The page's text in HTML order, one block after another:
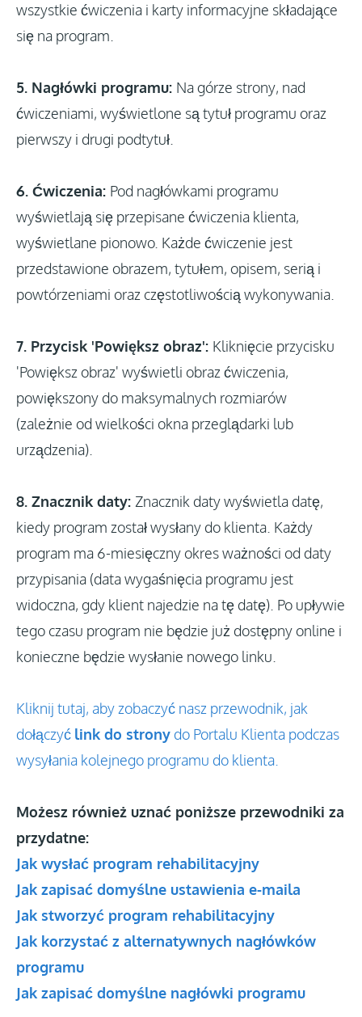
wszystkie ćwiczenia i karty informacyjne składające
się na program.
5. Nagłówki programu: Na górze strony, nad
ćwiczeniami, wyświetlone są tytuł programu oraz
pierwszy i drugi podtytuł.
6. Ćwiczenia: Pod nagłówkami programu
wyświetlają się przepisane ćwiczenia klienta,
wyświetlane pionowo. Każde ćwiczenie jest
przedstawione obrazem, tytułem, opisem, serią i
powtórzeniami oraz częstotliwością wykonywania.
7. Przycisk 'Powiększ obraz': Kliknięcie przycisku
'Powiększ obraz' wyświetli obraz ćwiczenia,
powiększony do maksymalnych rozmiarów
(zależnie od wielkości okna przeglądarki lub
urządzenia).
8. Znacznik daty: Znacznik daty wyświetla datę,
kiedy program został wysłany do klienta. Każdy
program ma 6-miesięczny okres ważności od daty
przypisania (data wygaśnięcia programu jest
widoczna, gdy klient najedzie na tę datę). Po upływie
tego czasu program nie będzie już dostępny online i
konieczne będzie wysłanie nowego linku.
Kliknij tutaj, aby zobaczyć nasz przewodnik, jak
dołączyć link do stronydo Portalu Klienta podczas
wysyłania kolejnego programu do klienta.
Możesz również uznać poniższe przewodniki za
przydatne:
Jak wysłać program rehabilitacyjny
Jak zapisać domyślne ustawienia e-maila
Jak stworzyć program rehabilitacyjny
Jak korzystać z alternatywnych nagłówków
programu
Jak zapisać domyślne nagłówki programu